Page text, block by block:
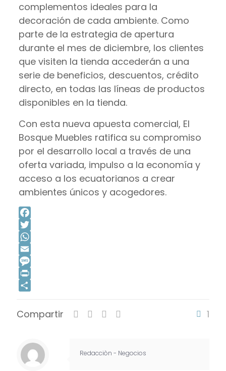
complementos ideales para la
decoración de cada ambiente. Como
parte de la estrategia de apertura
durante el mes de diciembre, los clientes
que visiten la tienda accederán a una
serie de beneficios, descuentos, crédito
directo, en todas las líneas de productos
disponibles en la tienda.
Con esta nueva apuesta comercial, El
Bosque Muebles ratifica su compromiso
por el desarrollo local a través de una
oferta variada, impulso a la economía y
acceso a los ecuatorianos a crear
ambientes únicos y acogedores.
Facebook
Twitter
WhatsApp
Email
Message
Print
Compartir
1
Redacciòn - Negocios